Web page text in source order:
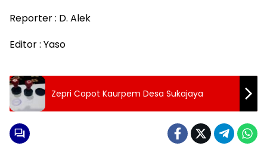
Reporter : D. Alek
Editor : Yaso
Zepri Copot Kaurpem Desa Sukajaya